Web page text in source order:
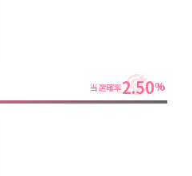
当選確率2.50%